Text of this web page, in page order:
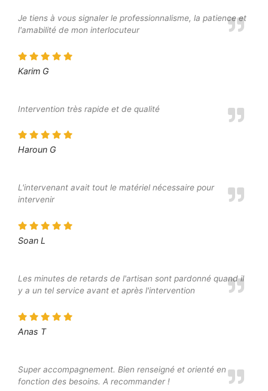
Je tiens à vous signaler le professionnalisme, la patience et
l'amabilité de mon interlocuteur
Karim G
Intervention très rapide et de qualité
Haroun G
L'intervenant avait tout le matériel nécessaire pour
intervenir
Soan L
Les minutes de retards de l'artisan sont pardonné quand il
y a un tel service avant et après l'intervention
Anas T
Super accompagnement. Bien renseigné et orienté en
fonction des besoins. A recommander !